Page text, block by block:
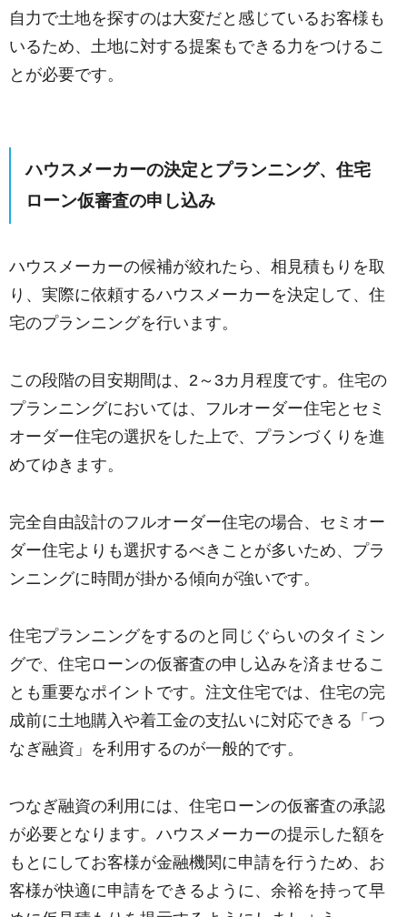
自力で土地を探すのは大変だと感じているお客様も
いるため、土地に対する提案もできる力をつけるこ
とが必要です。
ハウスメーカーの決定とプランニング、住宅
ローン仮審査の申し込み
ハウスメーカーの候補が絞れたら、相見積もりを取
り、実際に依頼するハウスメーカーを決定して、住
宅のプランニングを行います。
この段階の目安期間は、2～3カ月程度です。住宅の
プランニングにおいては、フルオーダー住宅とセミ
オーダー住宅の選択をした上で、プランづくりを進
めてゆきます。
完全自由設計のフルオーダー住宅の場合、セミオー
ダー住宅よりも選択するべきことが多いため、プラ
ンニングに時間が掛かる傾向が強いです。
住宅プランニングをするのと同じぐらいのタイミン
グで、住宅ローンの仮審査の申し込みを済ませるこ
とも重要なポイントです。注文住宅では、住宅の完
成前に土地購入や着工金の支払いに対応できる「つ
なぎ融資」を利用するのが一般的です。
つなぎ融資の利用には、住宅ローンの仮審査の承認
が必要となります。ハウスメーカーの提示した額を
もとにしてお客様が金融機関に申請を行うため、お
客様が快適に申請をできるように、余裕を持って早